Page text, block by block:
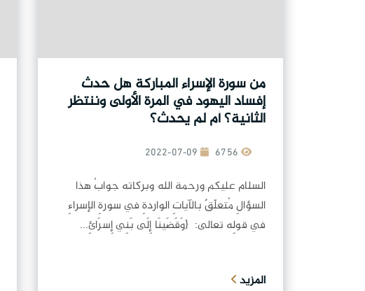
من سورة الإسراء المباركة هل حدث
إفساد اليهود في المرة الأولى وننتظر
الثانية؟ أم لم يحدث؟
2022-07-09
السلام عليكم ورحمة الله وبركاته جوابُ هذا
السؤالِ مُتعلّقٌ بالآياتِ الواردةِ في سورةِ الإسراءِ
في قولِه تعالى: {وَقَضَينَا إِلَى بَنِي إِسرَائِ...
المزيد